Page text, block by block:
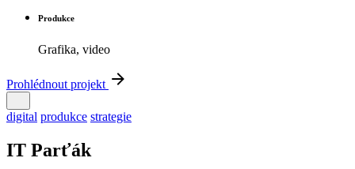
Produkce
Grafika, video
Prohlédnout projekt
digital produkce strategie
IT Parťák